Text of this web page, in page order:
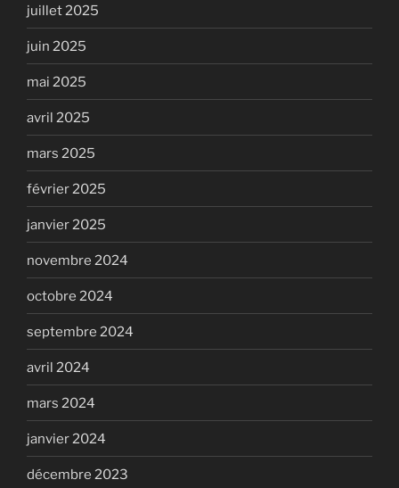
juillet 2025
juin 2025
mai 2025
avril 2025
mars 2025
février 2025
janvier 2025
novembre 2024
octobre 2024
septembre 2024
avril 2024
mars 2024
janvier 2024
décembre 2023